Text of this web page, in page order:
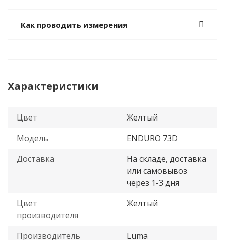
Как проводить измерения
Характеристики
Цвет
Желтый
Модель
ENDURO 73D
Доставка
На складе, доставка
или самовывоз
через 1-3 дня
Цвет
производителя
Желтый
Производитель Luma